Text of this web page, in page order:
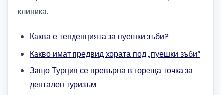
клиника.
Каква е тенденцията за пуешки зъби?
Какво имат предвид хората под „пуешки зъби“
Защо Турция се превърна в гореща точка за
дентален туризъм